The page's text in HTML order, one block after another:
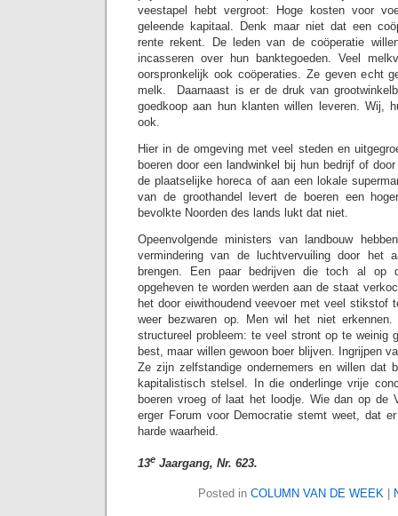
veestapel hebt vergroot: Hoge kosten voor
geleende kapitaal. Denk maar niet dat een
rente rekent. De leden van de coöperatie
incasseren over hun banktegoeden. Veel
oorspronkelijk ook coöperaties. Ze geven echt
melk. Daarnaast is er de druk van
goedkoop aan hun klanten willen leveren. Wij,
ook.
Hier in de omgeving met veel steden en
boeren door een landwinkel bij hun bedrijf of
de plaatselijke horeca of aan een lokale
van de groothandel levert de boeren een
bevolkte Noorden des lands lukt dat niet.
Opeenvolgende ministers van landbouw
vermindering van de luchtvervuiling door het
brengen. Een paar bedrijven die toch al op
opgeheven te worden werden aan de staat
het door eiwithoudend veevoer met veel stikstof
weer bezwaren op. Men wil het niet
structureel probleem: te veel stront op te weinig
best, maar willen gewoon boer blijven. Ingrijpen
Ze zijn zelfstandige ondernemers en willen dat
kapitalistisch stelsel. In die onderlinge vrije
boeren vroeg of laat het loodje. Wie dan op de
erger Forum voor Democratie stemt weet, dat
harde waarheid.
13e Jaargang, Nr. 623.
Posted in COLUMN VAN DE WEEK